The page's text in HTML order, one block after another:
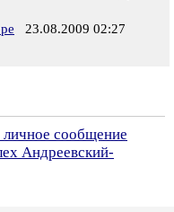
23.08.2009 02:27
личное сообщение
Андреевский-